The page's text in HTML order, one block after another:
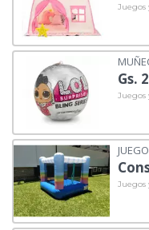
Juegos
Gs.
Juegos
Juegos